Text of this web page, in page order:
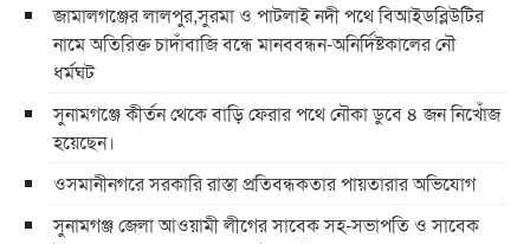
জামালগঞ্জের লালপুর,সুরমা ও পাটলাই নদী পথে বিআইডব্লিউটির
নামে অতিরিক্ত চাদাঁবাজি বন্ধে মানববন্ধন-অনির্দিষ্টকালের নৌ
ধর্মঘট
সুনামগঞ্জে কীর্তন থেকে বাড়ি ফেরার পথে নৌকা ডুবে ৪ জন নিখোঁজ
হয়েছেন।
ওসমানীনগরে সরকারি রাস্তা প্রতিবন্ধকতার পায়তারার অভিযোগ
সুনামগঞ্জ জেলা আওয়ামী লীগের সাবেক সহ-সভাপতি ও সাবেক